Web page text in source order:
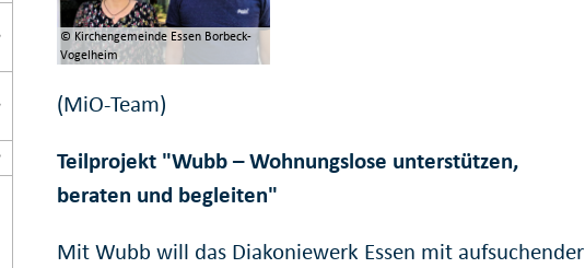
© Kirchengemeinde Essen Borbeck-
Vogelheim
(MiO-Team)
Teilprojekt "Wubb – Wohnungslose unterstützen,
beraten und begleiten"
Mit Wubb will das Diakoniewerk Essen mit aufsuchender